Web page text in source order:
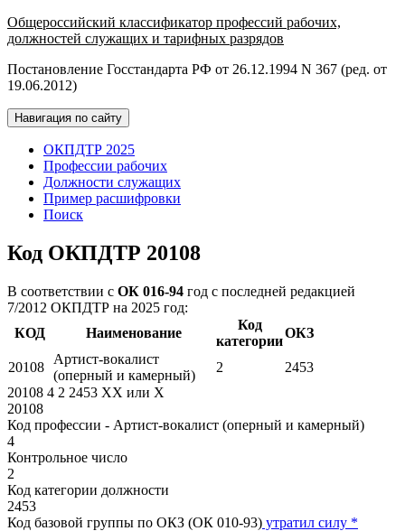
Общероссийский классификатор профессий рабочих,
должностей служащих и тарифных разрядов
Постановление Госстандарта РФ от 26.12.1994 N 367 (ред. от
19.06.2012)
Навигация по сайту
ОКПДТР 2025
Профессии рабочих
Должности служащих
Пример расшифровки
Поиск
Код ОКПДТР 20108
В соответствии с ОК 016-94 год с последней редакцией
7/2012 ОКПДТР на 2025 год:
КОД
Наименование
Код
категории
ОКЗ
20108
Артист-вокалист
(оперный и камерный)
2
2453
20108 4 2 2453 XX или X
20108
Код профессии - Артист-вокалист (оперный и камерный)
4
Контрольное число
2
Код категории должности
2453
Код базовой группы по ОКЗ (ОК 010-93) утратил силу *